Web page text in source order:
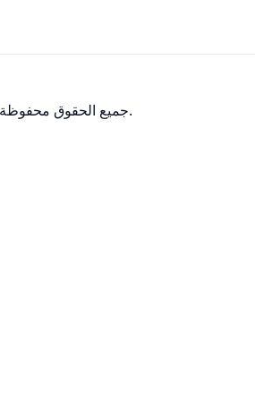
© 2026 Kalstein. جميع الحقوق محفوظة.